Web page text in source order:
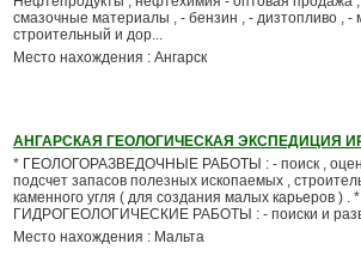
смазочные материалы , - бензин , - дизтопливо , -
строительный и дор...
Место нахождения : Ангарск
АНГАРСКАЯ ГЕОЛОГИЧЕСКАЯ ЭКСПЕДИЦИЯ
* ГЕОЛОГОРАЗВЕДОЧНЫЕ РАБОТЫ : - поиск ,
подсчет запасов полезных ископаемых ,
каменного угля ( для создания малых карьеров ) . *
ГИДРОГЕОЛОГИЧЕСКИЕ РАБОТЫ : - поиски и
Место нахождения : Мальта